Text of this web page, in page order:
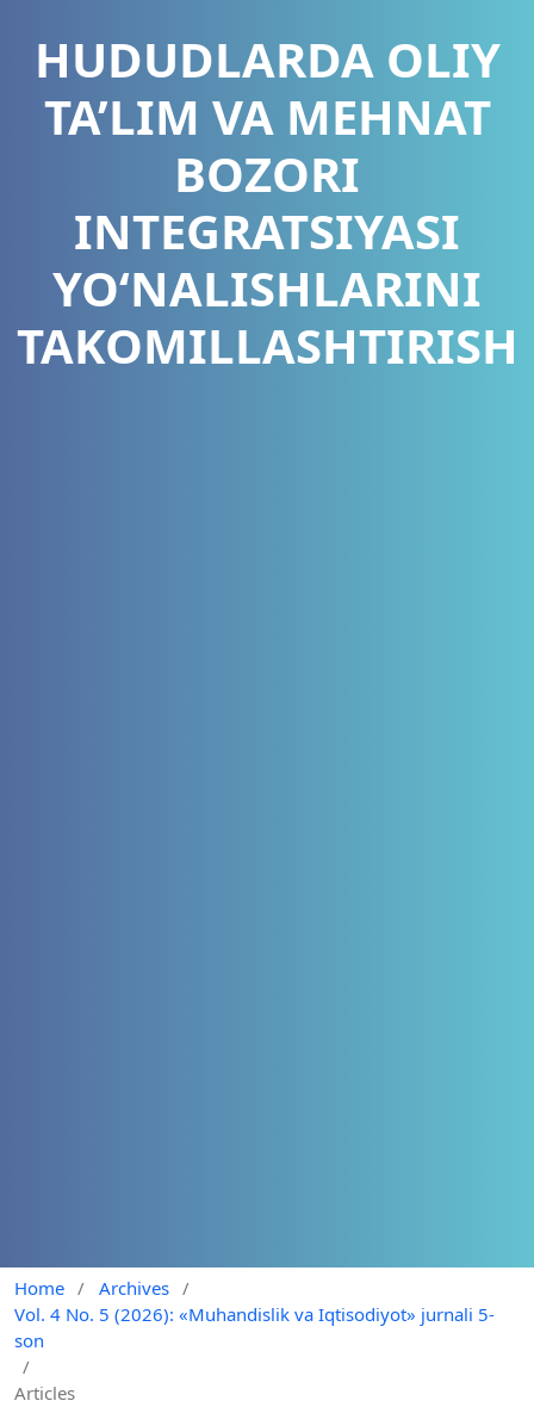
HUDUDLARDA OLIY
TA’LIM VA MEHNAT
BOZORI
INTEGRATSIYASI
YO‘NALISHLARINI
TAKOMILLASHTIRISH
Home / Archives /
Vol. 4 No. 5 (2026): «Muhandislik va Iqtisodiyot» jurnali 5-
son
/
Articles